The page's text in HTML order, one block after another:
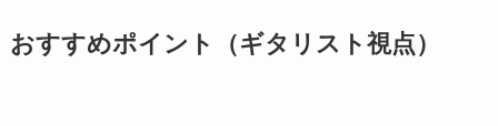
おすすめポイント（ギタリスト視点）